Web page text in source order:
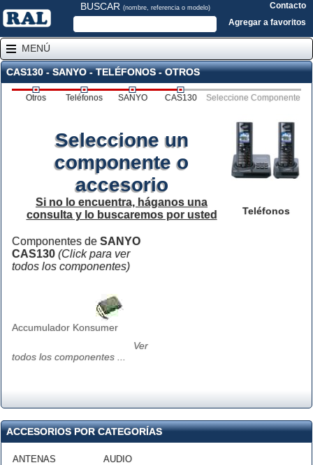
BUSCAR (nombre, referencia o modelo)
Contacto
Agregar a favoritos
MENÚ
CAS130 - SANYO - TELÉFONOS - OTROS
Otros Teléfonos SANYO CAS130 Seleccione Componente
Teléfonos
Seleccione un
componente o
accesorio
Si no lo encuentra, háganos una
consulta y lo buscaremos por usted
Componentes de SANYO
CAS130 (Click para ver
todos los componentes)
Accumulador Konsumer
Ver
todos los componentes ...
ACCESORIOS POR CATEGORÍAS
ANTENAS
AUDIO